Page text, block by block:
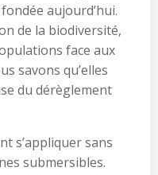
aujourd’hui.
de la biodiversité,
face aux
savons qu’elles
du dérèglement
s’appliquer sans
submersibles.